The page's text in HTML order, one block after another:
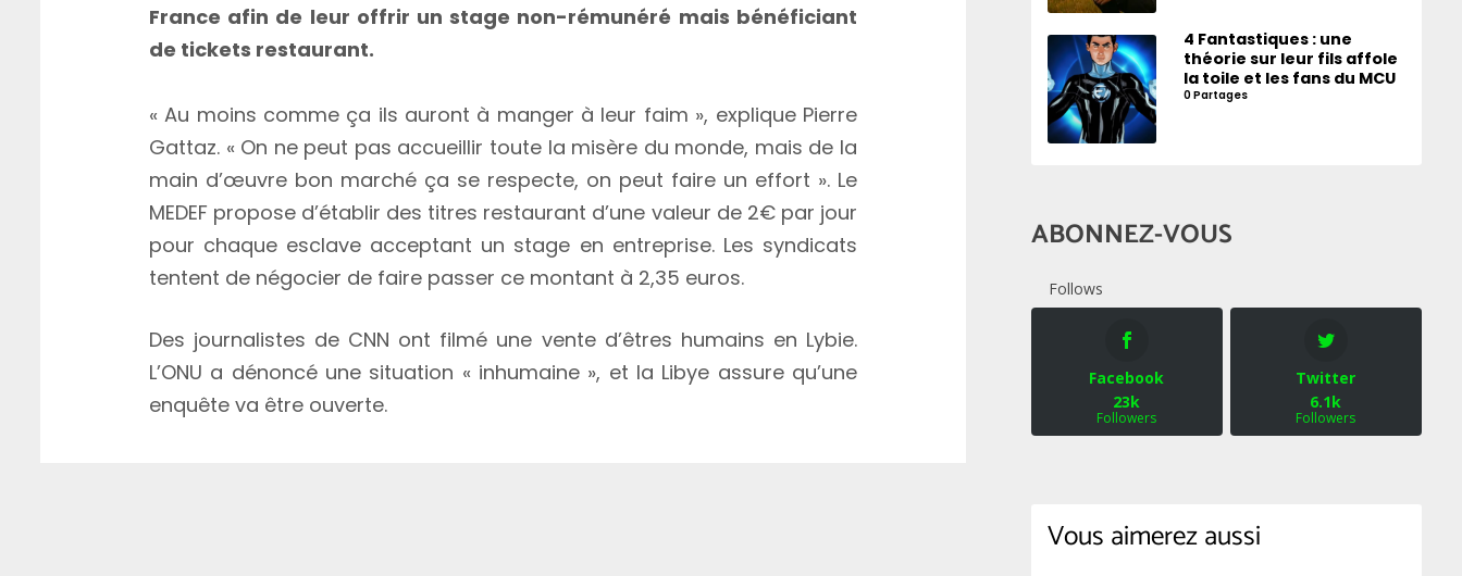
France afin de leur offrir un stage non-rémunéré mais bénéficiant
de tickets restaurant.
« Au moins comme ça ils auront à manger à leur faim », explique Pierre
Gattaz. « On ne peut pas accueillir toute la misère du monde, mais de la
main d’œuvre bon marché ça se respecte, on peut faire un effort ». Le
MEDEF propose d’établir des titres restaurant d’une valeur de 2€ par jour
pour chaque esclave acceptant un stage en entreprise. Les syndicats
tentent de négocier de faire passer ce montant à 2,35 euros.
Des journalistes de CNN ont filmé une vente d’êtres humains en Lybie.
L’ONU a dénoncé une situation « inhumaine », et la Libye assure qu’une
enquête va être ouverte.
4 Fantastiques : une
théorie sur leur fils affole
la toile et les fans du MCU
0 Partages
ABONNEZ-VOUS
Follows
Facebook
23k
Followers
Twitter
6.1k
Followers
Vous aimerez aussi